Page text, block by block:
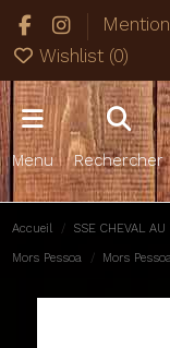
Wishlist (0)
Menu Rechercher
Accueil SSE CHEVAL AU
Mors Pessoa Mors